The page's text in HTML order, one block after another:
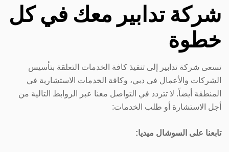
شركة تدابير معك في كل
خطوة
تسعى شركة تدابير إلى تنفيذ كافة الخدمات التعلقة بتأسيس
الشركات والأعمال في دبي، وكافة الخدمات الاستشارية في
المنطقة أيضاً. لا تتردد في التواصل معنا عبر الروابط التالية من
أجل الاستشارة أو طلب الخدمات:
تابعنا على السوشال ميديا: